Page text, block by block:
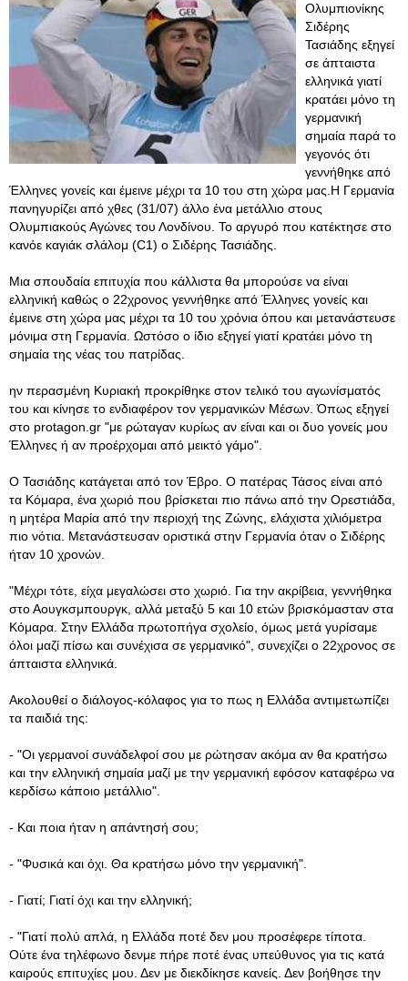
Ολυμπιονίκης
Σιδέρης
Τασιάδης εξηγεί
σε άπταιστα
ελληνικά γιατί
κρατάει μόνο τη
γερμανική
σημαία παρά το
γεγονός ότι
γεννήθηκε από
Έλληνες γονείς και έμεινε μέχρι τα 10 του στη χώρα μας.Η Γερμανία
πανηγυρίζει από χθες (31/07) άλλο ένα μετάλλιο στους
Ολυμπιακούς Αγώνες του Λονδίνου. Το αργυρό που κατέκτησε στο
κανόε καγιάκ σλάλομ (C1) ο Σιδέρης Τασιάδης.
Μια σπουδαία επιτυχία που κάλλιστα θα μπορούσε να είναι
ελληνική καθώς ο 22χρονος γεννήθηκε από Έλληνες γονείς και
έμεινε στη χώρα μας μέχρι τα 10 του χρόνια όπου και μετανάστευσε
μόνιμα στη Γερμανία. Ωστόσο ο ίδιο εξηγεί γιατί κρατάει μόνο τη
σημαία της νέας του πατρίδας.
ην περασμένη Κυριακή προκρίθηκε στον τελικό του αγωνίσματός
του και κίνησε το ενδιαφέρον τον γερμανικών Μέσων. Όπως εξηγεί
στο protagon.gr "με ρώταγαν κυρίως αν είναι και οι δυο γονείς μου
Έλληνες ή αν προέρχομαι από μεικτό γάμο".
Ο Τασιάδης κατάγεται από τον Έβρο. Ο πατέρας Τάσος είναι από
τα Κόμαρα, ένα χωριό που βρίσκεται πιο πάνω από την Ορεστιάδα,
η μητέρα Μαρία από την περιοχή της Ζώνης, ελάχιστα χιλιόμετρα
πιο νότια. Μετανάστευσαν οριστικά στην Γερμανία όταν ο Σιδέρης
ήταν 10 χρονών.
"Μέχρι τότε, είχα μεγαλώσει στο χωριό. Για την ακρίβεια, γεννήθηκα
στο Αουγκσμπουργκ, αλλά μεταξύ 5 και 10 ετών βρισκόμασταν στα
Κόμαρα. Στην Ελλάδα πρωτοπήγα σχολείο, όμως μετά γυρίσαμε
όλοι μαζί πίσω και συνέχισα σε γερμανικό", συνεχίζει ο 22χρονος σε
άπταιστα ελληνικά.
Ακολουθεί ο διάλογος-κόλαφος για το πως η Ελλάδα αντιμετωπίζει
τα παιδιά της:
- "Οι γερμανοί συνάδελφοί σου με ρώτησαν ακόμα αν θα κρατήσω
και την ελληνική σημαία μαζί με την γερμανική εφόσον καταφέρω να
κερδίσω κάποιο μετάλλιο".
- Και ποια ήταν η απάντησή σου;
- "Φυσικά και όχι. Θα κρατήσω μόνο την γερμανική".
- Γιατί; Γιατί όχι και την ελληνική;
- "Γιατί πολύ απλά, η Ελλάδα ποτέ δεν μου προσέφερε τίποτα.
Ούτε ένα τηλέφωνο δενμε πήρε ποτέ ένας υπεύθυνος για τις κατά
καιρούς επιτυχίες μου. Δεν με διεκδίκησε κανείς. Δεν βοήθησε την